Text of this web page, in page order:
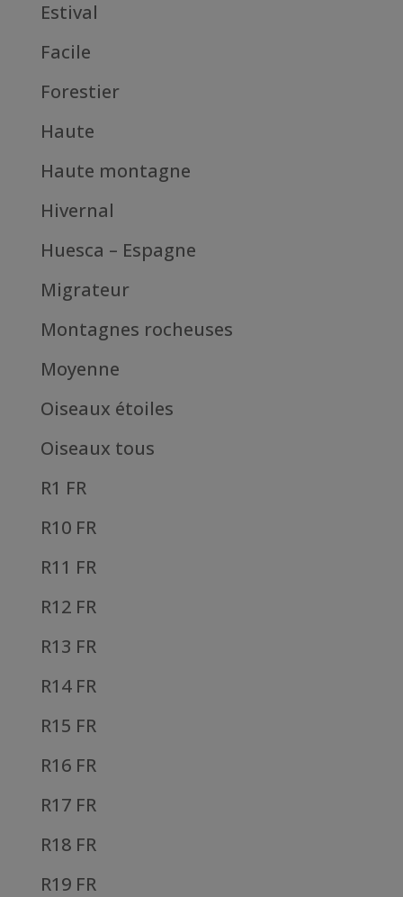
Estival
Facile
Forestier
Haute
Haute montagne
Hivernal
Huesca – Espagne
Migrateur
Montagnes rocheuses
Moyenne
Oiseaux étoiles
Oiseaux tous
R1 FR
R10 FR
R11 FR
R12 FR
R13 FR
R14 FR
R15 FR
R16 FR
R17 FR
R18 FR
R19 FR